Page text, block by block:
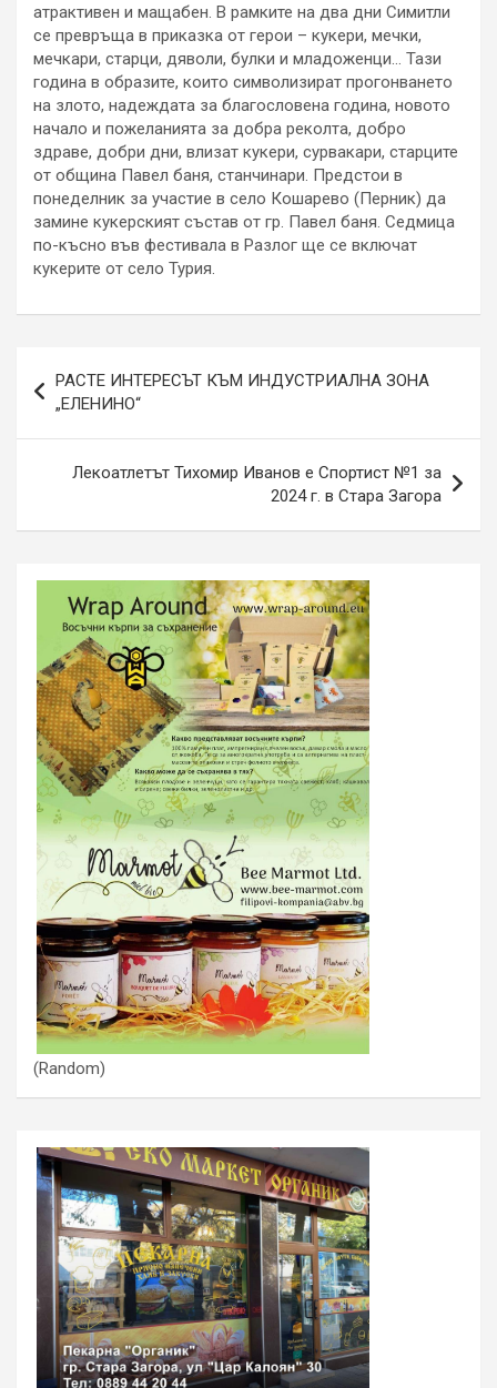
атрактивен и мащабен. В рамките на два дни Симитли
се превръща в приказка от герои – кукери, мечки,
мечкари, старци, дяволи, булки и младоженци… Тази
година в образите, които символизират прогонването
на злото, надеждата за благословена година, новото
начало и пожеланията за добра реколта, добро
здраве, добри дни, влизат кукери, сурвакари, старците
от община Павел баня, станчинари. Предстои в
понеделник за участие в село Кошарево (Перник) да
замине кукерският състав от гр. Павел баня. Седмица
по-късно във фестивала в Разлог ще се включат
кукерите от село Турия.
РАСТЕ ИНТЕРЕСЪТ КЪМ ИНДУСТРИАЛНА ЗОНА
„ЕЛЕНИНО“
Лекоатлетът Тихомир Иванов е Спортист №1 за
2024 г. в Стара Загора
(Random)